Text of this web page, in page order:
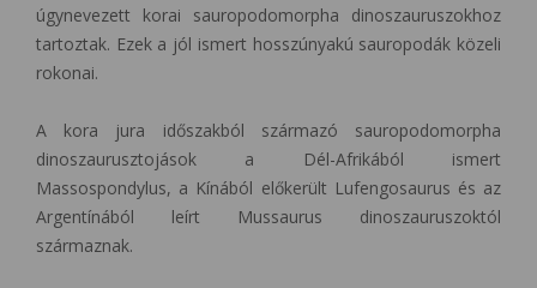
úgynevezett korai sauropodomorpha dinoszauruszokhoz
tartoztak. Ezek a jól ismert hosszúnyakú sauropodák közeli
rokonai.
A kora jura időszakból származó sauropodomorpha
dinoszaurusztojások a Dél-Afrikából ismert
Massospondylus, a Kínából előkerült Lufengosaurus és az
Argentínából leírt Mussaurus dinoszauruszoktól
származnak.